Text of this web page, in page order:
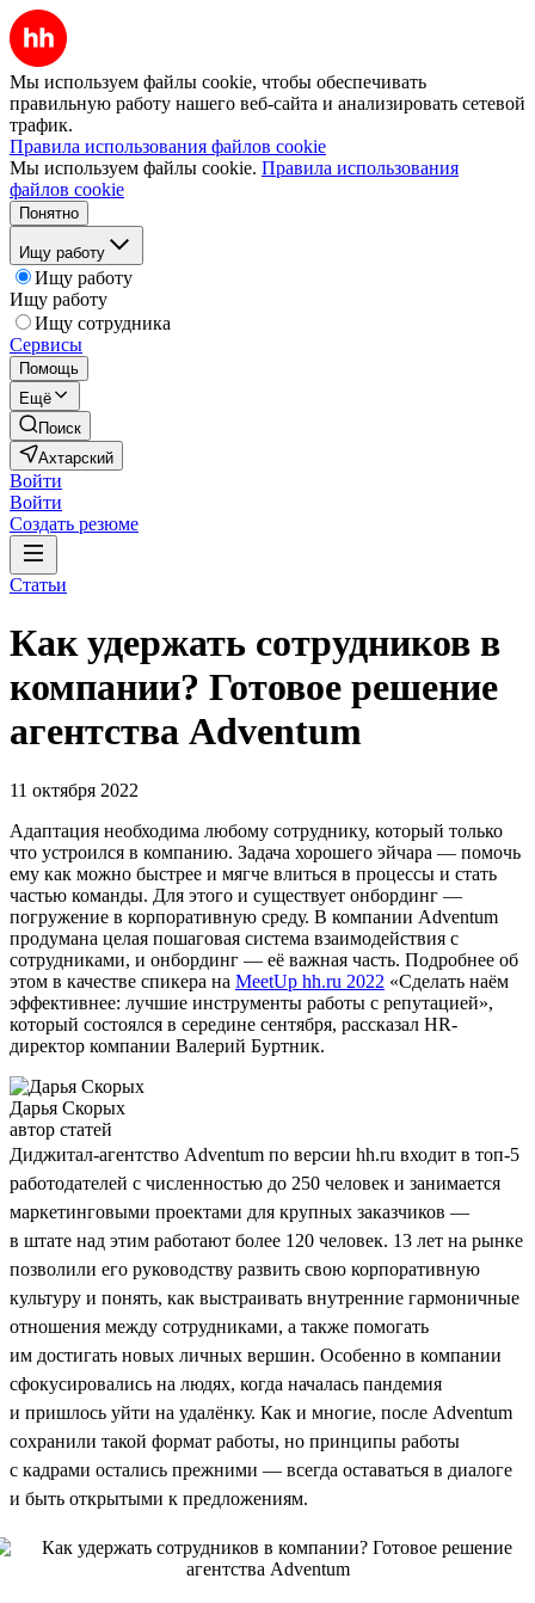
Мы используем файлы cookie, чтобы обеспечивать
правильную работу нашего веб-сайта и анализировать сетевой
трафик.
Правила использования файлов cookie
Мы используем файлы cookie. Правила использования
файлов cookie
Понятно
Ищу работу
Ищу работу
Ищу работу
Ищу сотрудника
Сервисы
Помощь
Ещё
Поиск
Ахтарский
Войти
Войти
Создать резюме
Статьи
Как удержать сотрудников в
компании? Готовое решение
агентства Adventum
11 октября 2022
Адаптация необходима любому сотруднику, который только
что устроился в компанию. Задача хорошего эйчара — помочь
ему как можно быстрее и мягче влиться в процессы и стать
частью команды. Для этого и существует онбординг —
погружение в корпоративную среду. В компании Adventum
продумана целая пошаговая система взаимодействия с
сотрудниками, и онбординг — её важная часть. Подробнее об
этом в качестве спикера на MeetUp hh.ru 2022 «Сделать наём
эффективнее: лучшие инструменты работы с репутацией»,
который состоялся в середине сентября, рассказал HR-
директор компании Валерий Буртник.
Дарья Скорых
автор статей
Диджитал-агентство Adventum по версии hh.ru входит в топ-5
работодателей с численностью до 250 человек и занимается
маркетинговыми проектами для крупных заказчиков —
в штате над этим работают более 120 человек. 13 лет на рынке
позволили его руководству развить свою корпоративную
культуру и понять, как выстраивать внутренние гармоничные
отношения между сотрудниками, а также помогать
им достигать новых личных вершин. Особенно в компании
сфокусировались на людях, когда началась пандемия
и пришлось уйти на удалёнку. Как и многие, после Adventum
сохранили такой формат работы, но принципы работы
с кадрами остались прежними — всегда оставаться в диалоге
и быть открытыми к предложениям.